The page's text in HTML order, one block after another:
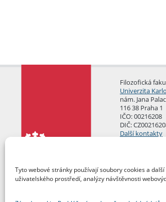
Tyto webové stránky používají soubory cookies a
uživatelského prostředí, analýzy návštěvnosti
Filozofická
Univerzita
nám. Jana
116 38 Praha 1
IČO: 00216208
DIČ:
Další kontakty